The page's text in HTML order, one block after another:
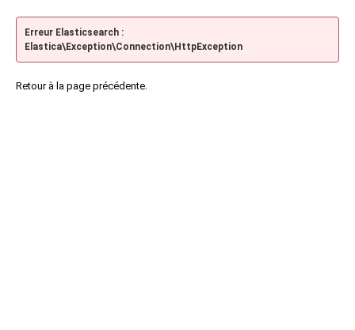
Erreur Elasticsearch :
Elastica\Exception\Connection\HttpException
Retour à la page précédente.